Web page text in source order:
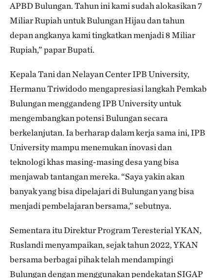
APBD Bulungan. Tahun ini kami sudah alokasikan 7
Miliar Rupiah untuk Bulungan Hijau dan tahun
depan angkanya kami tingkatkan menjadi 8 Miliar
Rupiah,” papar Bupati.
Kepala Tani dan Nelayan Center IPB University,
Hermanu Triwidodo mengapresiasi langkah Pemkab
Bulungan menggandeng IPB University untuk
mengembangkan potensi Bulungan secara
berkelanjutan. Ia berharap dalam kerja sama ini, IPB
University mampu menemukan inovasi dan
teknologi khas masing-masing desa yang bisa
menjawab tantangan mereka. “Saya yakin akan
banyak yang bisa dipelajari di Bulungan yang bisa
menjadi pembelajaran bersama,” sebutnya.
Sementara itu Direktur Program Teresterial YKAN,
Ruslandi menyampaikan, sejak tahun 2022, YKAN
bersama berbagai pihak telah mendampingi
Bulungan dengan menggunakan pendekatan SIGAP